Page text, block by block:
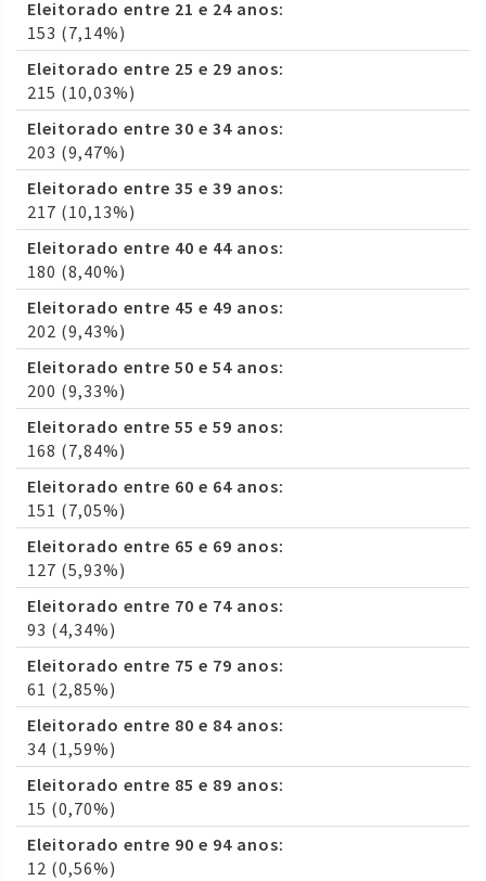
Eleitorado entre 21 e 24 anos:
153 (7,14%)
Eleitorado entre 25 e 29 anos:
215 (10,03%)
Eleitorado entre 30 e 34 anos:
203 (9,47%)
Eleitorado entre 35 e 39 anos:
217 (10,13%)
Eleitorado entre 40 e 44 anos:
180 (8,40%)
Eleitorado entre 45 e 49 anos:
202 (9,43%)
Eleitorado entre 50 e 54 anos:
200 (9,33%)
Eleitorado entre 55 e 59 anos:
168 (7,84%)
Eleitorado entre 60 e 64 anos:
151 (7,05%)
Eleitorado entre 65 e 69 anos:
127 (5,93%)
Eleitorado entre 70 e 74 anos:
93 (4,34%)
Eleitorado entre 75 e 79 anos:
61 (2,85%)
Eleitorado entre 80 e 84 anos:
34 (1,59%)
Eleitorado entre 85 e 89 anos:
15 (0,70%)
Eleitorado entre 90 e 94 anos:
12 (0,56%)